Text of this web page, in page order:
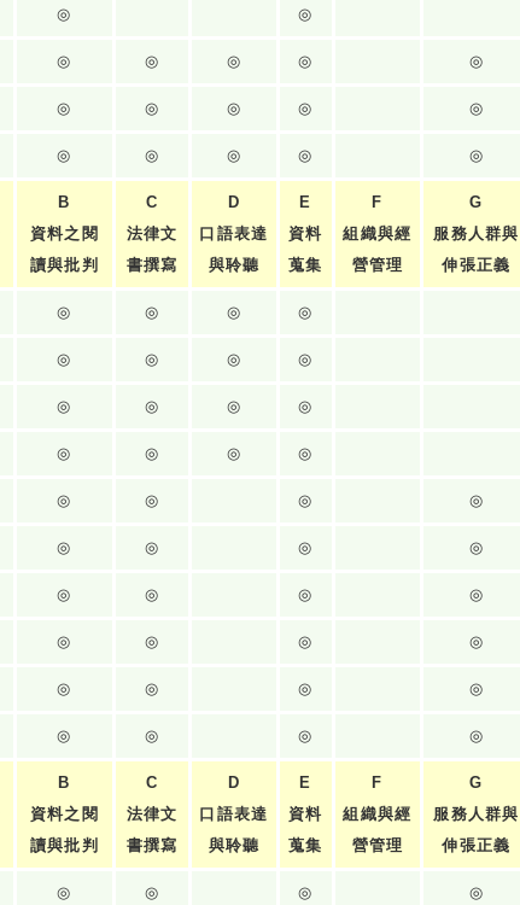
◎ ◎
◎ ◎ ◎ ◎ ◎
◎ ◎ ◎ ◎ ◎
◎ ◎ ◎ ◎ ◎
B
資料之閱
讀與批判
C
法律文
書撰寫
D
口語表達
與聆聽
E
資料
蒐集
F
組織與經
營管理
G
服務人群與
伸張正義
◎ ◎ ◎ ◎
◎ ◎ ◎ ◎
◎ ◎ ◎ ◎
◎ ◎ ◎ ◎
◎ ◎ ◎ ◎
◎ ◎ ◎ ◎
◎ ◎ ◎ ◎
◎ ◎ ◎ ◎
◎ ◎ ◎ ◎
◎ ◎ ◎ ◎
B
資料之閱
讀與批判
C
法律文
書撰寫
D
口語表達
與聆聽
E
資料
蒐集
F
組織與經
營管理
G
服務人群與
伸張正義
◎ ◎ ◎ ◎